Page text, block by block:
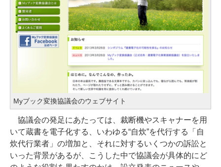
Myブック変換協議会のウェブサイト
協議会の発足にあたっては、裁断機やスキャナーを用
いて蔵書を電子化する、いわゆる“自炊”を代行する「自
炊代行業者」の増加と、それに対するいくつかの訴訟と
いった背景があるが、こうした中で協議会が具体的にど